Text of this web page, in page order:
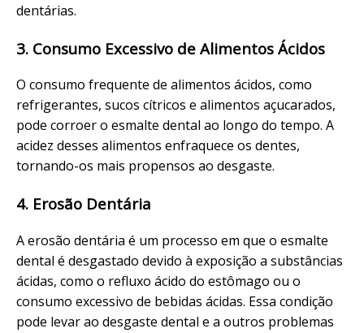
dentárias.
3. Consumo Excessivo de Alimentos Ácidos
O consumo frequente de alimentos ácidos, como
refrigerantes, sucos cítricos e alimentos açucarados,
pode corroer o esmalte dental ao longo do tempo. A
acidez desses alimentos enfraquece os dentes,
tornando-os mais propensos ao desgaste.
4. Erosão Dentária
A erosão dentária é um processo em que o esmalte
dental é desgastado devido à exposição a substâncias
ácidas, como o refluxo ácido do estômago ou o
consumo excessivo de bebidas ácidas. Essa condição
pode levar ao desgaste dental e a outros problemas